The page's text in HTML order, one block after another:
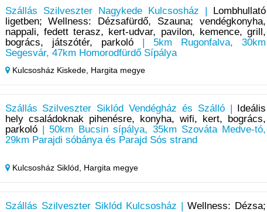
Szállás Szilveszter Nagykede Kulcsosház |
Lombhullató
ligetben; Wellness: Dézsafürdő, Szauna; vendégkonyha,
nappali, fedett terasz, kert-udvar, pavilon, kemence, grill,
bogrács, játszótér, parkoló| 5km Rugonfalva, 30km
Segesvár, 47km Homorodfürdő Sípálya
Kulcsosház Kiskede, Hargita megye
Szállás Szilveszter Siklód Vendégház és Szálló |
Ideális
hely családoknak pihenésre, konyha, wifi, kert, bogrács,
parkoló| 50km Bucsin sípálya, 35km Szováta Medve-tó,
29km Parajdi sóbánya és Parajd Sós strand
Kulcsosház Siklód, Hargita megye
Szállás Szilveszter Siklód Kulcsosház |Wellness: Dézsa;